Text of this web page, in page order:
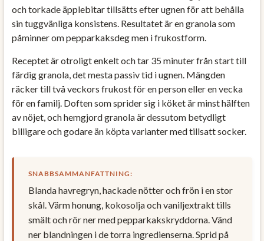
och torkade äpplebitar tillsätts efter ugnen för att behålla
sin tuggvänliga konsistens. Resultatet är en granola som
påminner om pepparkaksdeg men i frukostform.
Receptet är otroligt enkelt och tar 35 minuter från start till
färdig granola, det mesta passiv tid i ugnen. Mängden
räcker till två veckors frukost för en person eller en vecka
för en familj. Doften som sprider sig i köket är minst hälften
av nöjet, och hemgjord granola är dessutom betydligt
billigare och godare än köpta varianter med tillsatt socker.
SNABBSAMMANFATTNING:
Blanda havregryn, hackade nötter och frön i en stor
skål. Värm honung, kokosolja och vaniljextrakt tills
smält och rör ner med pepparkakskryddorna. Vänd
ner blandningen i de torra ingredienserna. Sprid på